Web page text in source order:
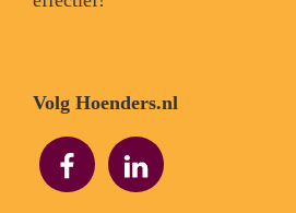
Volg Hoenders.nl